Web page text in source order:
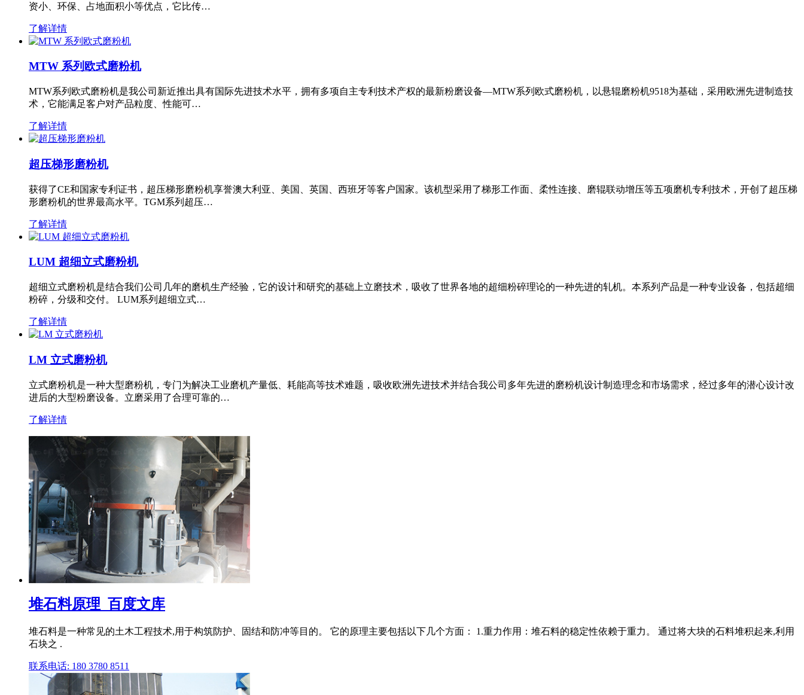
资小、环保、占地面积小等优点，它比传…
了解详情
MTW 系列欧式磨粉机
MTW系列欧式磨粉机是我公司新近推出具有国际先进技术水平，拥有多项自主专利技术产权的最新粉磨设备—MTW系列欧式磨粉机，以悬辊磨粉机9518为基础，采用欧洲先进制造技
术，它能满足客户对产品粒度、性能可…
了解详情
超压梯形磨粉机
获得了CE和国家专利证书，超压梯形磨粉机享誉澳大利亚、美国、英国、西班牙等客户国家。该机型采用了梯形工作面、柔性连接、磨辊联动增压等五项磨机专利技术，开创了超压梯
形磨粉机的世界最高水平。TGM系列超压…
了解详情
LUM 超细立式磨粉机
超细立式磨粉机是结合我们公司几年的磨机生产经验，它的设计和研究的基础上立磨技术，吸收了世界各地的超细粉碎理论的一种先进的轧机。本系列产品是一种专业设备，包括超细
粉碎，分级和交付。 LUM系列超细立式…
了解详情
LM 立式磨粉机
立式磨粉机是一种大型磨粉机，专门为解决工业磨机产量低、耗能高等技术难题，吸收欧洲先进技术并结合我公司多年先进的磨粉机设计制造理念和市场需求，经过多年的潜心设计改
进后的大型粉磨设备。立磨采用了合理可靠的…
了解详情
堆石料原理_百度文库
堆石料是一种常见的土木工程技术,用于构筑防护、固结和防冲等目的。 它的原理主要包括以下几个方面： 1.重力作用：堆石料的稳定性依赖于重力。 通过将大块的石料堆积起来,利用
石块之 .
联系电话: 180 3780 8511